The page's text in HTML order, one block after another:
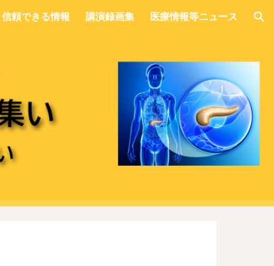
信頼できる情報 講演録画集 医療情報等ニュース